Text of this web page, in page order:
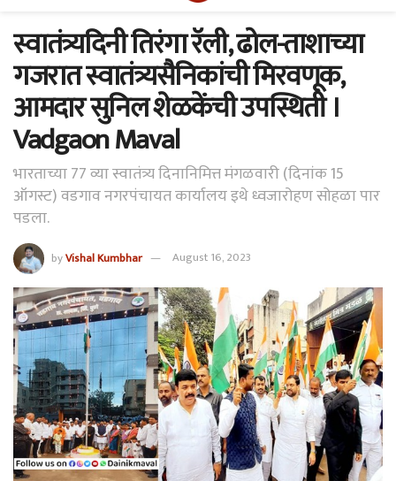
स्वातंत्र्यदिनी तिरंगा रॅली, ढोल-ताशाच्या
गजरात स्वातंत्र्यसैनिकांची मिरवणूक,
आमदार सुनिल शेळकेंची उपस्थिती ।
Vadgaon Maval
भारताच्या 77 व्या स्वातंत्र्य दिनानिमित्त मंगळवारी (दिनांक 15
ऑगस्ट) वडगाव नगरपंचायत कार्यालय इथे ध्वजारोहण सोहळा पार
पडला.
byVishal Kumbhar August 16, 2023